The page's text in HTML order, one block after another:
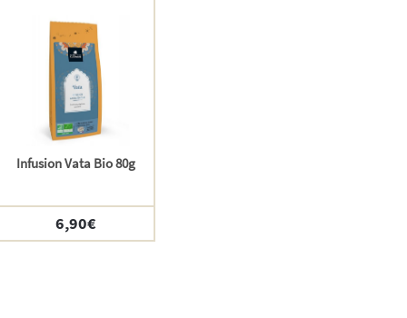
Infusion Vata Bio 80g
6,90€